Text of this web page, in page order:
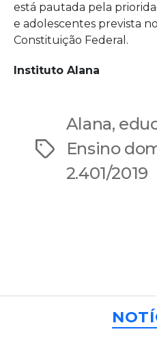
está pautada pela
e adolescentes prevista
Constituição Federal.
Instituto Alana
Tags
Alana,
Ensino
2.401/2019